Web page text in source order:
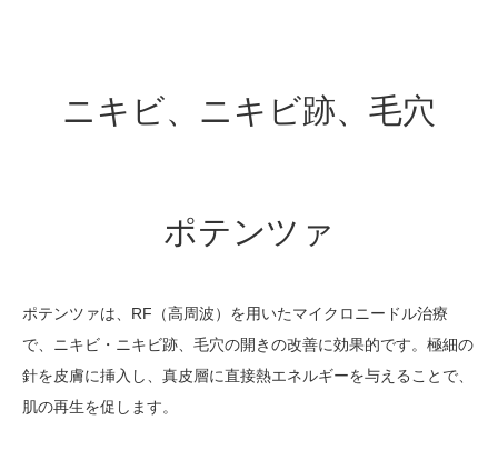
ニキビ、ニキビ跡、毛穴
ポテンツァ
ポテンツァは、RF（高周波）を用いたマイクロニードル治療
で、ニキビ・ニキビ跡、毛穴の開きの改善に効果的です。極細の
針を皮膚に挿入し、真皮層に直接熱エネルギーを与えることで、
肌の再生を促します。